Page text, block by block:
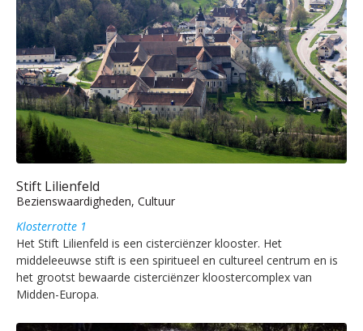
Stift Lilienfeld
Bezienswaardigheden, Cultuur
Klosterrotte 1
Het Stift Lilienfeld is een cisterciënzer klooster. Het
middeleeuwse stift is een spiritueel en cultureel centrum en is
het grootst bewaarde cisterciënzer kloostercomplex van
Midden-Europa.